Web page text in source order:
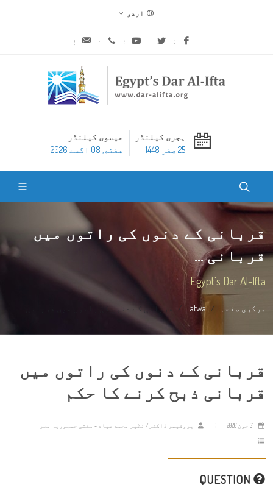
اردو
Facebook
Twitter
Youtube
ہجری کیلنڈر
25 صفر 1448
عیسوی کیلنڈر
هفته, 08 اگست 2026
قربانی کے دنوں کی راتوں میں
قربانی ...
Egypt's Dar Al-Ifta
مرکزی صفحہ Fatwa قربانی کے دنوں کی راتوں میں قربانی ...
قربانی کے دنوں کی راتوں میں
قربانی ذبح کرنے کا حکم
پروفیسر ڈاکٹر/ نظیر محمد عیاد - مفتی جمہوریہ مصر